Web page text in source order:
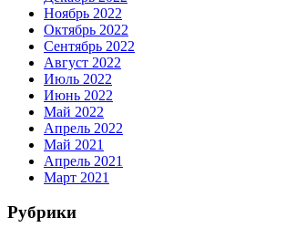
Ноябрь 2022
Октябрь 2022
Сентябрь 2022
Август 2022
Июль 2022
Июнь 2022
Май 2022
Апрель 2022
Май 2021
Апрель 2021
Март 2021
Рубрики